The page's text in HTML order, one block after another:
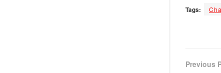
Tags:
Previous